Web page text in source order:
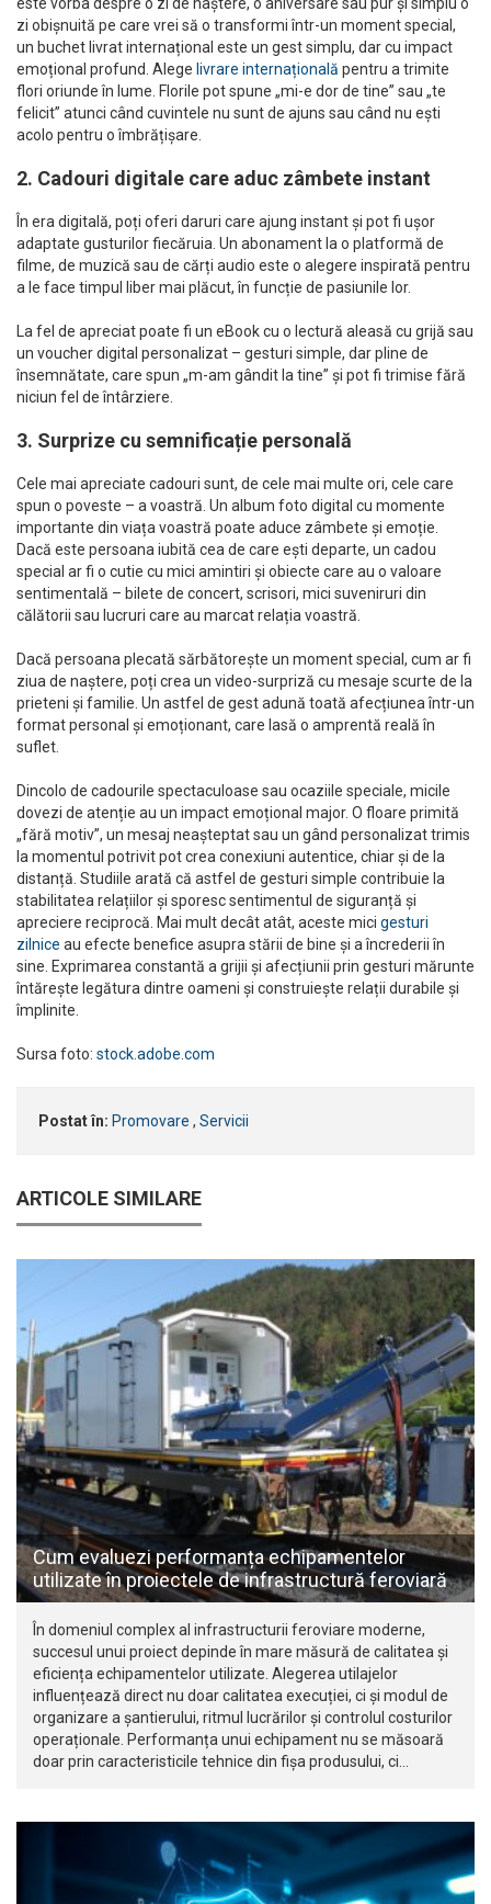
zi obișnuită pe care vrei să o transformi într-un moment special,
un buchet livrat internațional este un gest simplu, dar cu impact
emoțional profund. Alege livrare internațională pentru a trimite
flori oriunde în lume. Florile pot spune „mi-e dor de tine” sau „te
felicit” atunci când cuvintele nu sunt de ajuns sau când nu ești
acolo pentru o îmbrățișare.
2. Cadouri digitale care aduc zâmbete instant
În era digitală, poți oferi daruri care ajung instant și pot fi ușor
adaptate gusturilor fiecăruia. Un abonament la o platformă de
filme, de muzică sau de cărți audio este o alegere inspirată pentru
a le face timpul liber mai plăcut, în funcție de pasiunile lor.
La fel de apreciat poate fi un eBook cu o lectură aleasă cu grijă sau
un voucher digital personalizat – gesturi simple, dar pline de
însemnătate, care spun „m-am gândit la tine” și pot fi trimise fără
niciun fel de întârziere.
3. Surprize cu semnificație personală
Cele mai apreciate cadouri sunt, de cele mai multe ori, cele care
spun o poveste – a voastră. Un album foto digital cu momente
importante din viața voastră poate aduce zâmbete și emoție.
Dacă este persoana iubită cea de care ești departe, un cadou
special ar fi o cutie cu mici amintiri și obiecte care au o valoare
sentimentală – bilete de concert, scrisori, mici suveniruri din
călătorii sau lucruri care au marcat relația voastră.
Dacă persoana plecată sărbătorește un moment special, cum ar fi
ziua de naștere, poți crea un video-surpriză cu mesaje scurte de la
prieteni și familie. Un astfel de gest adună toată afecțiunea într-un
format personal și emoționant, care lasă o amprentă reală în
suflet.
Dincolo de cadourile spectaculoase sau ocaziile speciale, micile
dovezi de atenție au un impact emoțional major. O floare primită
„fără motiv”, un mesaj neașteptat sau un gând personalizat trimis
la momentul potrivit pot crea conexiuni autentice, chiar și de la
distanță. Studiile arată că astfel de gesturi simple contribuie la
stabilitatea relațiilor și sporesc sentimentul de siguranță și
apreciere reciprocă. Mai mult decât atât, aceste mici gesturi
zilnice au efecte benefice asupra stării de bine și a încrederii în
sine. Exprimarea constantă a grijii și afecțiunii prin gesturi mărunte
întărește legătura dintre oameni și construiește relații durabile și
împlinite.
Sursa foto: stock.adobe.com
Postat în: Promovare , Servicii
ARTICOLE SIMILARE
Cum evaluezi performanța echipamentelor
utilizate în proiectele de infrastructură feroviară
În domeniul complex al infrastructurii feroviare moderne,
succesul unui proiect depinde în mare măsură de calitatea și
eficiența echipamentelor utilizate. Alegerea utilajelor
influențează direct nu doar calitatea execuției, ci și modul de
organizare a șantierului, ritmul lucrărilor și controlul costurilor
operaționale. Performanța unui echipament nu se măsoară
doar prin caracteristicile tehnice din fișa produsului, ci…